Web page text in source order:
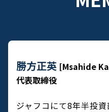
勝方正英 [Msahide
代表取締役
ジャフコにて8年半投